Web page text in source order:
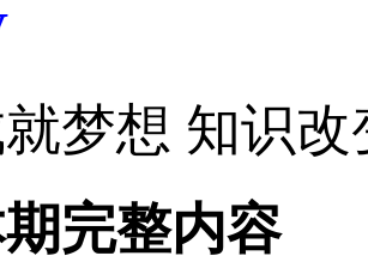
梦想 知识改
完整内容